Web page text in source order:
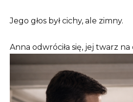
Jego głos był cichy, ale zimny.
Anna odwróciła się, jej twarz na